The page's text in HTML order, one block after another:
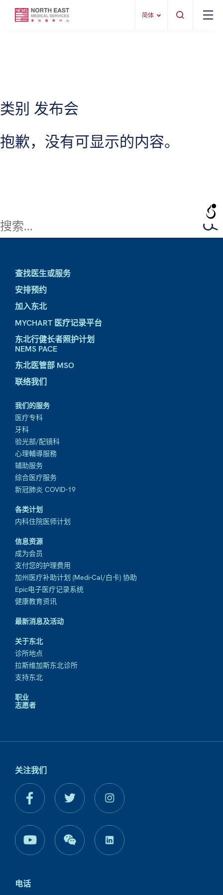
简体
类别 发布会
抱歉，没有可显示的内容。
查找医生或服务
安排预约
加入东北
MYCHART 医疗记录平台
东北行健长者照护计划
NEMS PACE
东北医管部 MSO
联络我们
我们的服务
医疗专科
牙科
验光部/配镜科
心理輔導服務
辅助服务
综合医疗服务
新冠肺炎 COVID-19
各类计划
内科住院医师计划
信息资源
成为会员
支付您的护理费用
加州医疗补助计划 (Medi-Cal/白卡) 协助
Epic电子医疗记录系统
健康教育资讯
最新消息及活动
关于东北
诊所地点
拉斯维加斯东北诊所
支持东北
职业
志愿者
关注我们
电话